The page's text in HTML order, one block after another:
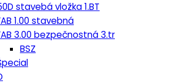
stavebá vložka 1.BT
1.00 stavebná
3.00 bezpečnostná 3.tr
BSZ